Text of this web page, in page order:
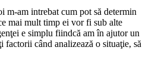
m-am intrebat cum pot să determin
mai mult timp ei vor fi sub alte
e simplu fiindcă am în ajutor un
când analizează o situaţie, să